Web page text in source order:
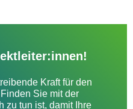
Kraft für den
Sie mit der
zu tun ist, damit Ihre